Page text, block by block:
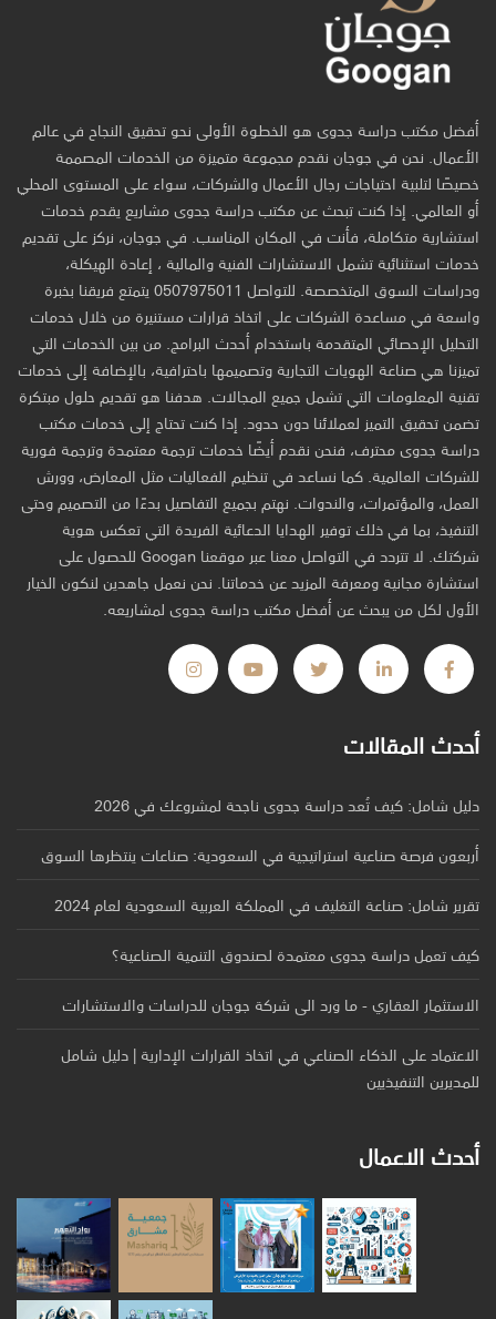
أفضل مكتب دراسة جدوى هو الخطوة الأولى نحو تحقيق النجاح في عالم
الأعمال. نحن في جوجان نقدم مجموعة متميزة من الخدمات المصممة
خصيصًا لتلبية احتياجات رجال الأعمال والشركات، سواء على المستوى المحلي
أو العالمي. إذا كنت تبحث عن مكتب دراسة جدوى مشاريع يقدم خدمات
استشارية متكاملة، فأنت في المكان المناسب. في جوجان، نركز على تقديم
خدمات استثنائية تشمل الاستشارات الفنية والمالية ، إعادة الهيكلة،
ودراسات السوق المتخصصة. للتواصل 0507975011 يتمتع فريقنا بخبرة
واسعة في مساعدة الشركات على اتخاذ قرارات مستنيرة من خلال خدمات
التحليل الإحصائي المتقدمة باستخدام أحدث البرامج. من بين الخدمات التي
تميزنا هي صناعة الهويات التجارية وتصميمها باحترافية، بالإضافة إلى خدمات
تقنية المعلومات التي تشمل جميع المجالات. هدفنا هو تقديم حلول مبتكرة
تضمن تحقيق التميز لعملائنا دون حدود. إذا كنت تحتاج إلى خدمات مكتب
دراسة جدوى محترف، فنحن نقدم أيضًا خدمات ترجمة معتمدة وترجمة فورية
للشركات العالمية. كما نساعد في تنظيم الفعاليات مثل المعارض، وورش
العمل، والمؤتمرات، والندوات. نهتم بجميع التفاصيل بدءًا من التصميم وحتى
التنفيذ، بما في ذلك توفير الهدايا الدعائية الفريدة التي تعكس هوية
شركتك. لا تتردد في التواصل معنا عبر موقعنا Googan للحصول على
استشارة مجانية ومعرفة المزيد عن خدماتنا. نحن نعمل جاهدين لنكون الخيار
الأول لكل من يبحث عن أفضل مكتب دراسة جدوى لمشاريعه.
أحدث المقالات
دليل شامل: كيف تُعد دراسة جدوى ناجحة لمشروعك في 2026
أربعون فرصة صناعية استراتيجية في السعودية: صناعات ينتظرها السوق
تقرير شامل: صناعة التغليف في المملكة العربية السعودية لعام 2024
كيف تعمل دراسة جدوى معتمدة لصندوق التنمية الصناعية؟
الاستثمار العقاري - ما ورد الى شركة جوجان للدراسات والاستشارات
الاعتماد على الذكاء الصناعي في اتخاذ القرارات الإدارية | دليل شامل
للمديرين التنفيذيين
أحدث الاعمال